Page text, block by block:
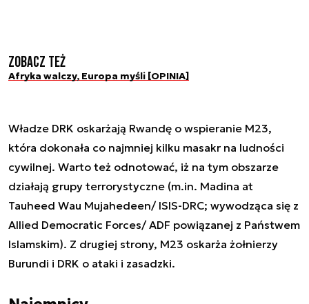
Zobacz też
Afryka walczy, Europa myśli [OPINIA]
Władze DRK oskarżają Rwandę o wspieranie M23,
która dokonała co najmniej kilku masakr na ludności
cywilnej. Warto też odnotować, iż na tym obszarze
działają grupy terrorystyczne (m.in. Madina at
Tauheed Wau Mujahedeen/ ISIS-DRC; wywodząca się z
Allied Democratic Forces/ ADF powiązanej z Państwem
Islamskim). Z drugiej strony, M23 oskarża żołnierzy
Burundi i DRK o ataki i zasadzki.